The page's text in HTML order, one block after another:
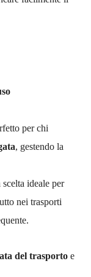
per chi
, gestendo la
ideale per
nei trasporti
del trasporto e